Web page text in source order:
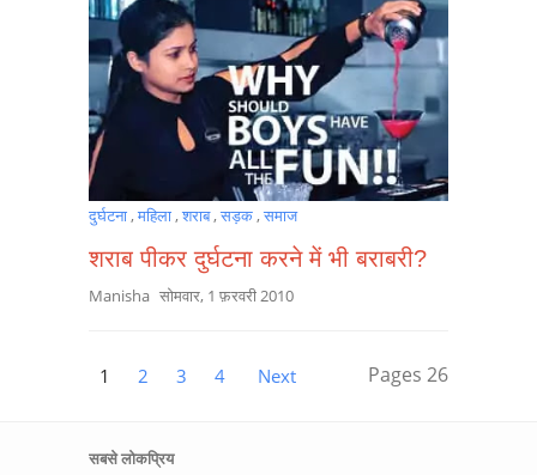
दुर्घटना,महिला,शराब,सड़क,समाज
शराब पीकर दुर्घटना करने में भी बराबरी?
Manisha सोमवार, 1 फ़रवरी 2010
Pages 26
1 2 3 4 Next
सबसे लोकप्रिय